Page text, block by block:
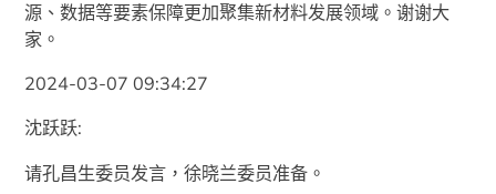
源、数据等要素保障更加聚集新材料发展领域。谢谢大
家。
2024-03-07 09:34:27
沈跃跃:
请孔昌生委员发言，徐晓兰委员准备。